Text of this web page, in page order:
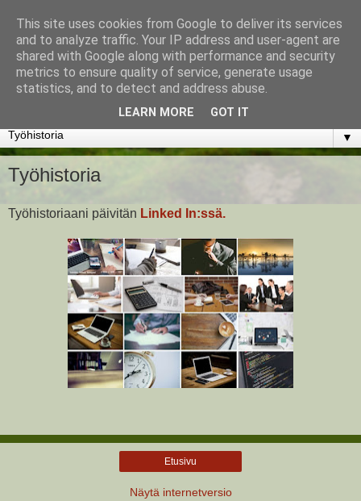
www.jyrkikokko.fi
Uusi Suunta - Jokainen hetki tarjoaa tilaisuuden muuttaa
▼
Työhistoria
Työhistoriaani päivitän Linked In:ssä.
Etusivu
Näytä internetversio
This site uses cookies from Google to deliver its services
and to analyze traffic. Your IP address and user-agent are
shared with Google along with performance and security
metrics to ensure quality of service, generate usage
statistics, and to detect and address abuse.
LEARN MORE GOT IT